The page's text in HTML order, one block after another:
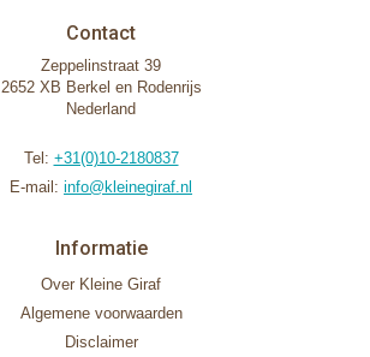
Contact
Zeppelinstraat 39
2652 XB Berkel en Rodenrijs
Nederland
Tel: +31(0)10-2180837
E-mail: info@kleinegiraf.nl
Informatie
Over Kleine Giraf
Algemene voorwaarden
Disclaimer